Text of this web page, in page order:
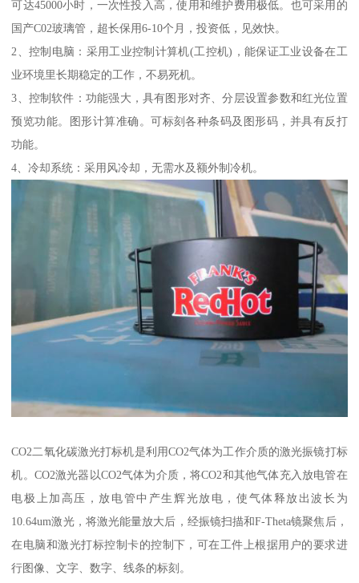
可达45000小时，一次性投入高，使用和维护费用极低。也可采用的
国产C02玻璃管，超长保用6-10个月，投资低，见效快。
2、控制电脑：采用工业控制计算机(工控机)，能保证工业设备在工
业环境里长期稳定的工作，不易死机。
3、控制软件：功能强大，具有图形对齐、分层设置参数和红光位置
预览功能。图形计算准确。可标刻各种条码及图形码，并具有反打
功能。
4、冷却系统：采用风冷却，无需水及额外制冷机。
CO2二氧化碳激光打标机是利用CO2气体为工作介质的激光振镜打标
机。CO2激光器以CO2气体为介质，将CO2和其他气体充入放电管在
电极上加高压，放电管中产生辉光放电，使气体释放出波长为
10.64um激光，将激光能量放大后，经振镜扫描和F-Theta镜聚焦后，
在电脑和激光打标控制卡的控制下，可在工件上根据用户的要求进
行图像、文字、数字、线条的标刻。